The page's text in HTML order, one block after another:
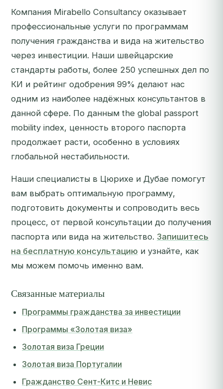
Компания Mirabello Consultancy оказывает
профессиональные услуги по программам
получения гражданства и вида на жительство
через инвестиции. Наши швейцарские
стандарты работы, более 250 успешных дел по
КИ и рейтинг одобрения 99% делают нас
одним из наиболее надёжных консультантов в
данной сфере. По данным the global passport
mobility index, ценность второго паспорта
продолжает расти, особенно в условиях
глобальной нестабильности.
Наши специалисты в Цюрихе и Дубае помогут
вам выбрать оптимальную программу,
подготовить документы и сопроводить весь
процесс, от первой консультации до получения
паспорта или вида на жительство. Запишитесь
на бесплатную консультацию и узнайте, как
мы можем помочь именно вам.
Связанные материалы
Программы гражданства за инвестиции
Программы «Золотая виза»
Золотая виза Греции
Золотая виза Португалии
Гражданство Сент-Китс и Невис